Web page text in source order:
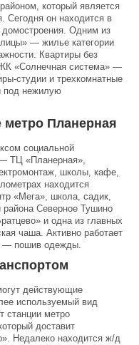
который является
Сегодня он находится в
домостроения. Одним из
— жилье категории
Квартиры без
«Солнечная система» —
студии и трехкомнатные
под нежилую
метро Планерная
социальной
ТЦ «Планерная»,
школы, кафе,
находится
«Мега», школа, садик,
района Северное Тушино
и одна из главных
чаша. Активно работает
— пошив одежды.
действующие
используемый вид
станции метро
доставит
Недалеко находится ж/д